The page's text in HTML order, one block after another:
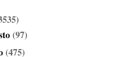
(97)
(475)